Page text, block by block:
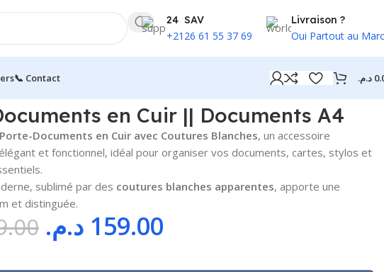
24 SAV
+2126 61 55 37 69
Livraison ?
Oui Partout au
📞 Contact د.م.
en Cuir || Documents A4
Porte-Documents en Cuir avec Coutures Blanches, un accessoire
et fonctionnel, idéal pour organiser vos documents, cartes, stylos et
sublimé par des coutures blanches apparentes, apporte une
et distinguée.
159.00 د.م.